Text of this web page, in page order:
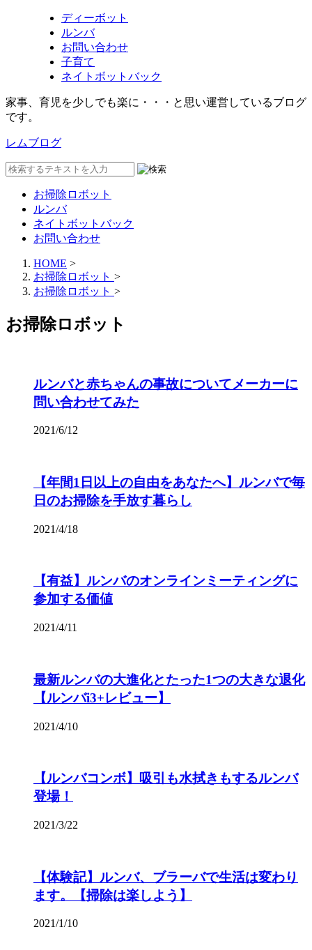
ディーボット
ルンバ
お問い合わせ
子育て
ネイトボットバック
家事、育児を少しでも楽に・・・と思い運営しているブログ
です。
レムブログ
お掃除ロボット
ルンバ
ネイトボットバック
お問い合わせ
HOME >
お掃除ロボット >
お掃除ロボット >
お掃除ロボット
ルンバと赤ちゃんの事故についてメーカーに
問い合わせてみた
2021/6/12
【年間1日以上の自由をあなたへ】ルンバで毎
日のお掃除を手放す暮らし
2021/4/18
【有益】ルンバのオンラインミーティングに
参加する価値
2021/4/11
最新ルンバの大進化とたった1つの大きな退化
【ルンバi3+レビュー】
2021/4/10
【ルンバコンボ】吸引も水拭きもするルンバ
登場！
2021/3/22
【体験記】ルンバ、ブラーバで生活は変わり
ます。【掃除は楽しよう】
2021/1/10